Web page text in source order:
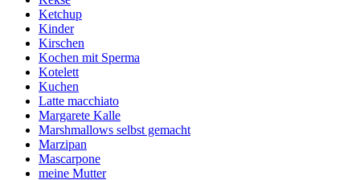
Ketchup
Kinder
Kirschen
Kochen mit Sperma
Kotelett
Kuchen
Latte macchiato
Margarete Kalle
Marshmallows selbst gemacht
Marzipan
Mascarpone
meine Mutter